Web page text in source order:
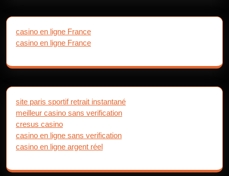
casino en ligne France
casino en ligne France
site paris sportif retrait instantané
meilleur casino sans verification
cresus casino
casino en ligne sans verification
casino en ligne argent réel